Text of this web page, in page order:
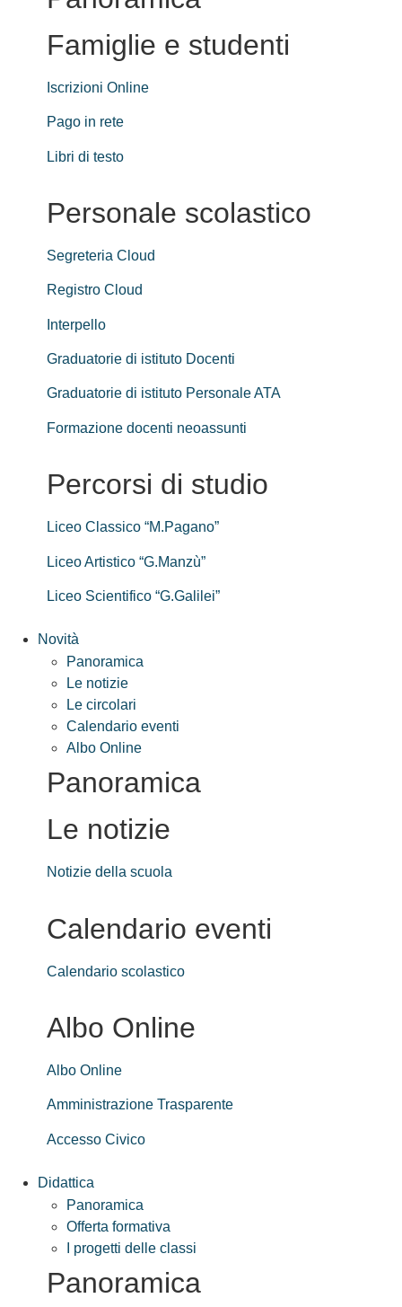
Famiglie e studenti
Iscrizioni Online
Pago in rete
Libri di testo
Personale scolastico
Segreteria Cloud
Registro Cloud
Interpello
Graduatorie di istituto Docenti
Graduatorie di istituto Personale ATA
Formazione docenti neoassunti
Percorsi di studio
Liceo Classico “M.Pagano”
Liceo Artistico “G.Manzù”
Liceo Scientifico “G.Galilei”
Novità
Panoramica
Le notizie
Le circolari
Calendario eventi
Albo Online
Panoramica
Le notizie
Notizie della scuola
Calendario eventi
Calendario scolastico
Albo Online
Albo Online
Amministrazione Trasparente
Accesso Civico
Didattica
Panoramica
Offerta formativa
I progetti delle classi
Panoramica